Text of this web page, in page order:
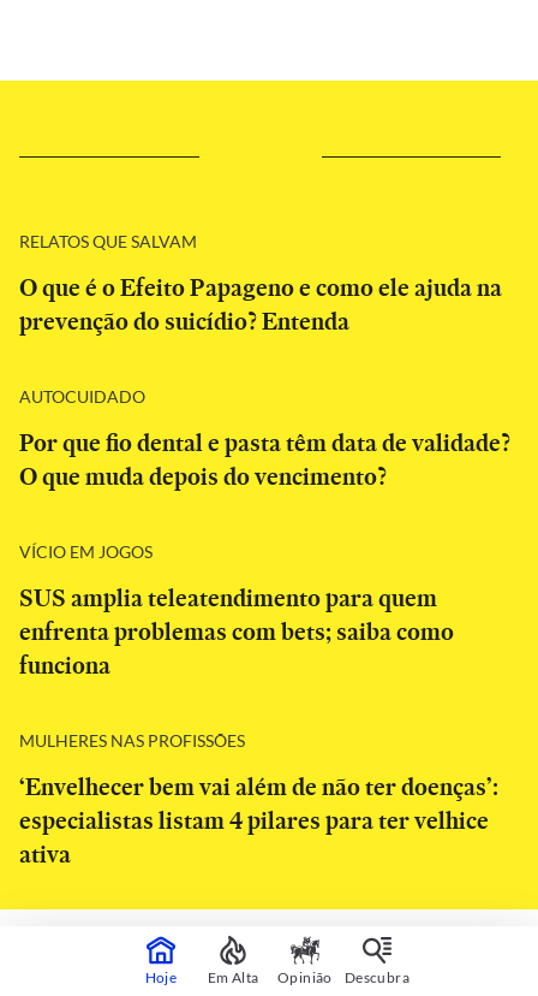
RELATOS QUE SALVAM
O que é o Efeito Papageno e como ele ajuda na
prevenção do suicídio? Entenda
AUTOCUIDADO
Por que fio dental e pasta têm data de validade?
O que muda depois do vencimento?
VÍCIO EM JOGOS
SUS amplia teleatendimento para quem
enfrenta problemas com bets; saiba como
funciona
MULHERES NAS PROFISSÕES
‘Envelhecer bem vai além de não ter doenças’:
especialistas listam 4 pilares para ter velhice
ativa
CONTINUA APÓS A PUBLICIDADE
Hoje Em Alta Opinião Descubra